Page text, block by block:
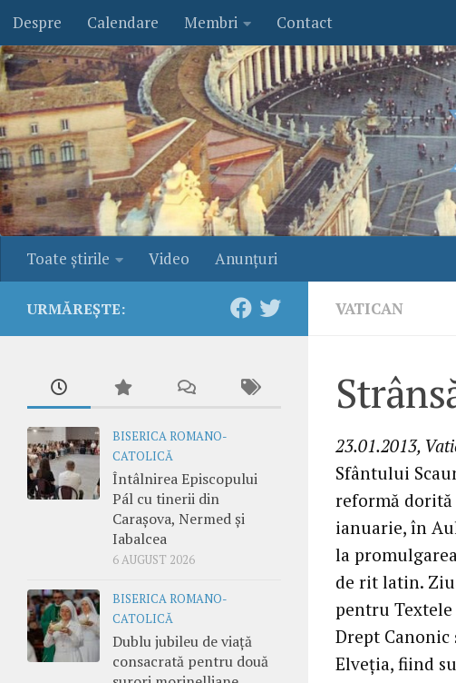
Skip to content
Despre Calendare Membri Contact
Toate ştirile Video Anunţuri
VATICAN
23.01.2013,
Sfântului
reformă dorită
ianuarie, în
la
de rit latin.
pentru
Drept
Elveţia, fiind
URMĂREȘTE:
BISERICA ROMANO-
CATOLICĂ
Întâlnirea Episcopului
Pál cu tinerii din
Carașova, Nermed și
Iabalcea
6 AUGUST 2026
BISERICA ROMANO-
CATOLICĂ
Dublu jubileu de viață
consacrată pentru două